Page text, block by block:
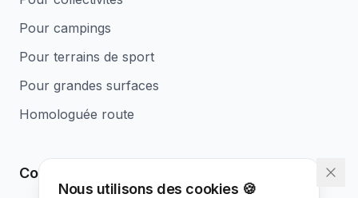
Pour campings
Pour terrains de sport
Pour grandes surfaces
Homologuée route
Contact
Nous utilisons des cookies 🍪